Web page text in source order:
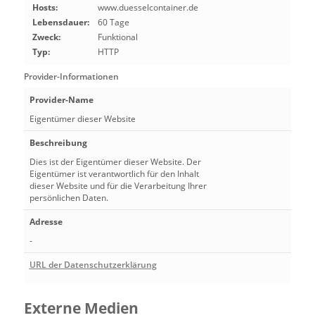
Hosts:
www.duesselcontainer.de
Lebensdauer:
60 Tage
Zweck:
Funktional
Typ:
HTTP
Provider-Informationen
Provider-Name
Eigentümer dieser Website
Beschreibung
Dies ist der Eigentümer dieser Website. Der
Eigentümer ist verantwortlich für den Inhalt
dieser Website und für die Verarbeitung Ihrer
persönlichen Daten.
Adresse
-
URL der Datenschutzerklärung
Externe Medien